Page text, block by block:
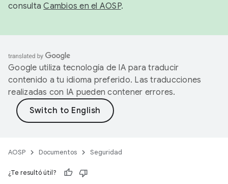
consultaCambios en el AOSP.
Google utiliza tecnología de IA para traducir
contenido a tu idioma preferido. Las traducciones
realizadas con IA pueden contener errores.
AOSP Documentos Seguridad
¿Te resultó útil?